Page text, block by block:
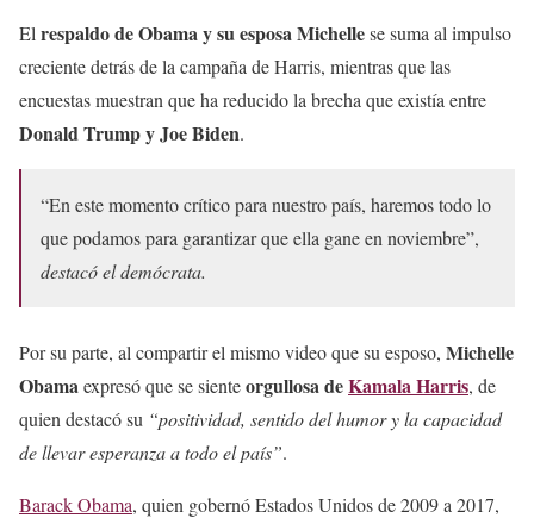
— Barack Obama (@BarackObama)July 26, 2024
El respaldo de Obama y su esposa Michellese suma al impulso
creciente detrás de la campaña de Harris, mientras que las
encuestas muestran que ha reducido la brecha que existía entre
DonaldTrump y Joe Biden.
“En este momento crítico para nuestro país, haremos todo lo
que podamos para garantizar que ella gane en noviembre”,
destacó el demócrata.
Por su parte, al compartir el mismo video que su esposo, Michelle
Obamaexpresó que se sienteorgullosa deKamala Harris, de
quien destacó su “positividad, sentido del humor y la capacidad
de llevar esperanza a todo el país”.
Barack Obama, quien gobernó Estados Unidos de 2009 a 2017,